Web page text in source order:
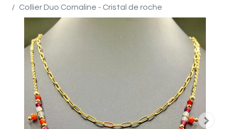
Collier Duo Cornaline - Cristal de roche